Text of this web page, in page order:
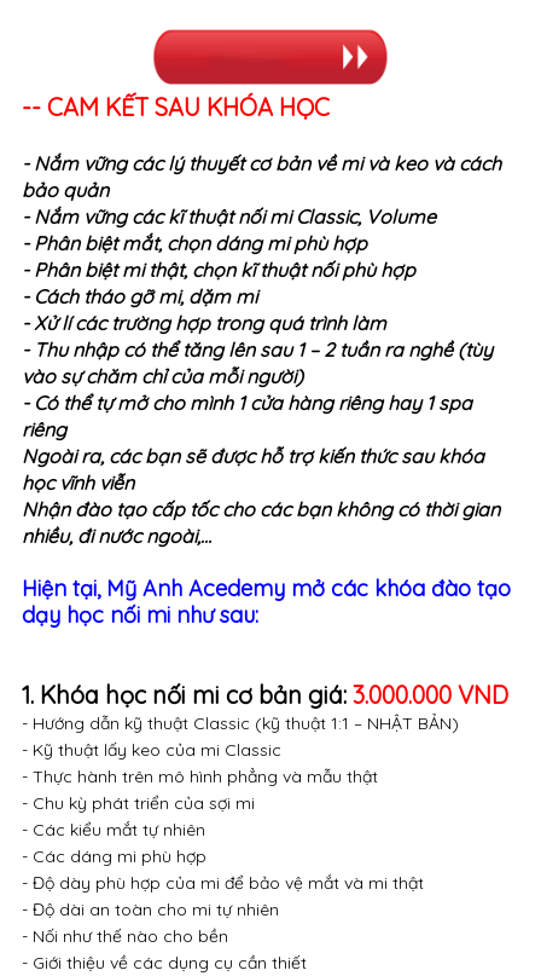
-- CAM KẾT SAU KHÓA HỌC
- Nắm vững các lý thuyết cơ bản về mi và keo và cách
bảo quản
- Nắm vững các kĩ thuật nối mi Classic, Volume
- Phân biệt mắt, chọn dáng mi phù hợp
- Phân biệt mi thật, chọn kĩ thuật nối phù hợp
- Cách tháo gỡ mi, dặm mi
- Xử lí các trường hợp trong quá trình làm
- Thu nhập có thể tăng lên sau 1 – 2 tuần ra nghề (tùy
vào sự chăm chỉ của mỗi người)
- Có thể tự mở cho mình 1 cửa hàng riêng hay 1 spa
riêng
Ngoài ra, các bạn sẽ được hỗ trợ kiến thức sau khóa
học vĩnh viễn
Nhận đào tạo cấp tốc cho các bạn không có thời gian
nhiều, đi nước ngoài,…
Hiện tại, Mỹ Anh Acedemy mở các khóa đào tạo
dạy học nối mi như sau:
1. Khóa học nối mi cơ bản giá: 3.000.000 VND
- Hướng dẫn kỹ thuật Classic (kỹ thuật 1:1 – NHẬT BẢN)
- Kỹ thuật lấy keo của mi Classic
- Thực hành trên mô hình phẳng và mẫu thật
- Chu kỳ phát triển của sợi mi
- Các kiểu mắt tự nhiên
- Các dáng mi phù hợp
- Độ dày phù hợp của mi để bảo vệ mắt và mi thật
- Độ dài an toàn cho mi tự nhiên
- Nối như thế nào cho bền
- Giới thiệu về các dụng cụ cần thiết